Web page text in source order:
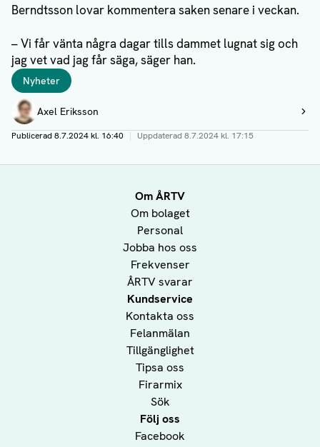
Berndtsson lovar kommentera saken senare i veckan.
– Vi får vänta några dagar tills dammet lugnat sig och
jag vet vad jag får säga, säger han.
Taggar
Nyheter
Författare
Axel Eriksson
Visa profil
Publicerad8.7.2024 kl. 16:40 | Uppdaterad8.7.2024 kl. 17:15
Om ÅRTV
Om bolaget
Personal
Jobba hos oss
Frekvenser
ÅRTV svarar
Kundservice
Kontakta oss
Felanmälan
Tillgänglighet
Tipsa oss
Firarmix
Sök
Följ oss
Facebook